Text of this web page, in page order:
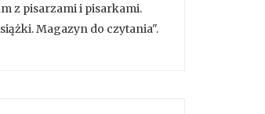
z pisarzami i pisarkami.
Magazyn do czytania".